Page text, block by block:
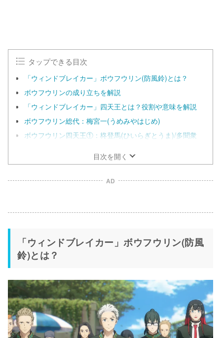
タップできる目次
「ウィンドブレイカー」ボウフウリン(防風鈴)とは？
ボウフウリンの成り立ちを解説
「ウィンドブレイカー」四天王とは？役割や意味を解説
ボウフウリン総代：梅宮一(うめみやはじめ)
ボウフウリン四天王①：柊登馬(ひいらぎとうま)/多聞衆
目次を開く
AD
「ウィンドブレイカー」ボウフウリン(防風
鈴)とは？